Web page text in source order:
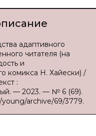
адаптивного
читателя (на
и
комикса Н. Хайески) /
:
— 2023. — № 6 (69).
archive/69/3779.